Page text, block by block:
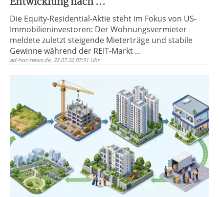
Die Equity-Residential-Aktie steht im Fokus von US-
Immobilieninvestoren: Der Wohnungsvermieter
meldete zuletzt steigende Mieterträge und stabile
Gewinne während der REIT-Markt ...
ad-hoc-news.de, 22.07.26 07:51 Uhr